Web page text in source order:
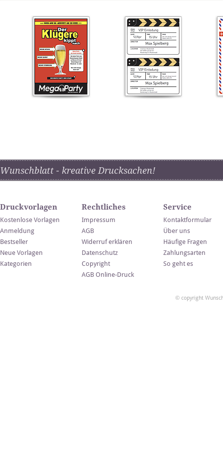
Wunschblatt - kreative Drucksachen!
Druckvorlagen
Kostenlose Vorlagen
Anmeldung
Bestseller
Neue Vorlagen
Kategorien
Rechtliches
Impressum
AGB
Widerruf erklären
Datenschutz
Copyright
AGB Online-Druck
Service
Kontaktformular
Über uns
Häufige Fragen
Zahlungsarten
So geht es
© copyright